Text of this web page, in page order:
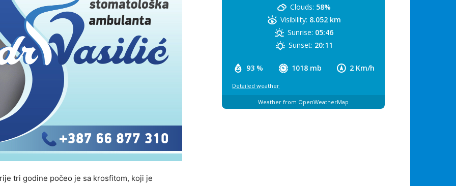
tri godine počeo je sa krosfitom, koji je
93 % 1018 mb 2 Km/h
Clouds: 58%
Visibility: 8.052 km
Sunrise: 05:46
Sunset: 20:11
Detailed weather
Weather from OpenWeatherMap